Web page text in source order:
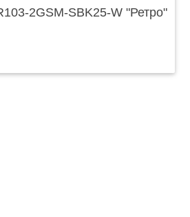
2GSM-SBK25-W "Ретро"